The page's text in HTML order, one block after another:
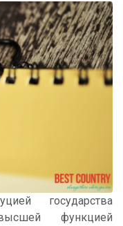
государства
функцией